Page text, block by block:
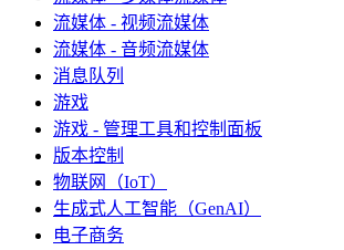
流媒体 - 视频流媒体
流媒体 - 音频流媒体
消息队列
游戏
游戏 - 管理工具和控制面板
版本控制
物联网（IoT）
生成式人工智能（GenAI）
电子商务